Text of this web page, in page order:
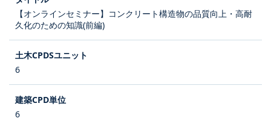
【オンラインセミナー】コンクリート構造物の品質向上・高耐
久化のための知識(前編)
6
6